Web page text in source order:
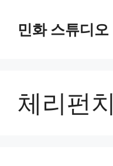
민화 스튜디오
체리펀치